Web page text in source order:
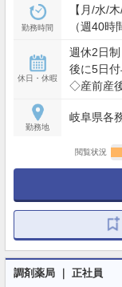
勤務時間
【月/水/
（週40時
休日・休暇
週休2日
後に5日
◇産前産
勤務地
岐阜県各
閲覧状況
調剤薬局 ｜ 正社員